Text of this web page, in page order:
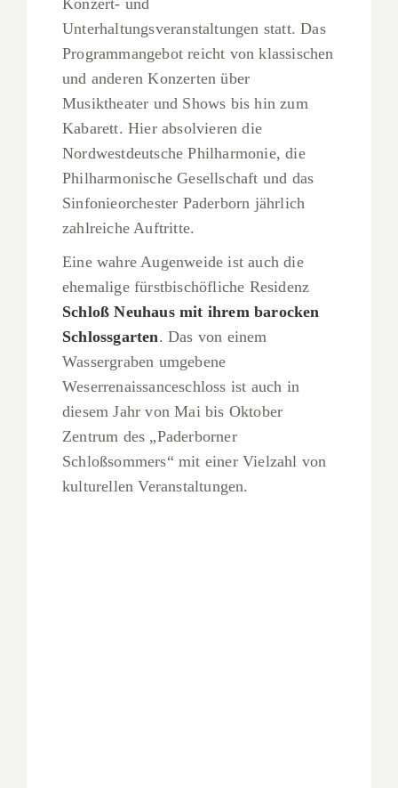
Konzert- und
Unterhaltungsveranstaltungen statt. Das
Programmangebot reicht von klassischen
und anderen Konzerten über
Musiktheater und Shows bis hin zum
Kabarett. Hier absolvieren die
Nordwestdeutsche Philharmonie, die
Philharmonische Gesellschaft und das
Sinfonieorchester Paderborn jährlich
zahlreiche Auftritte.
Eine wahre Augenweide ist auch die
ehemalige fürstbischöfliche Residenz
Schloß Neuhaus mit ihrem barocken
Schlossgarten. Das von einem
Wassergraben umgebene
Weserrenaissanceschloss ist auch in
diesem Jahr von Mai bis Oktober
Zentrum des „Paderborner
Schloßsommers“ mit einer Vielzahl von
kulturellen Veranstaltungen.